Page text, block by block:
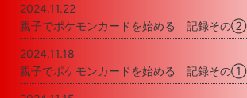
2024.11.22
親子でポケモンカードを始める 記録その②
2024.11.18
親子でポケモンカードを始める 記録その①